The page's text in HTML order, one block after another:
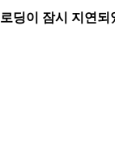
딩이 잠시 지연